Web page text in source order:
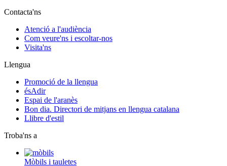
Contacta'ns
Atenció a l'audiència
Com veure'ns i escoltar-nos
Visita'ns
Llengua
Promoció de la llengua
ésAdir
Espai de l'aranès
Bon dia. Directori de mitjans en llengua catalana
Llibre d'estil
Troba'ns a
Mòbils i tauletes